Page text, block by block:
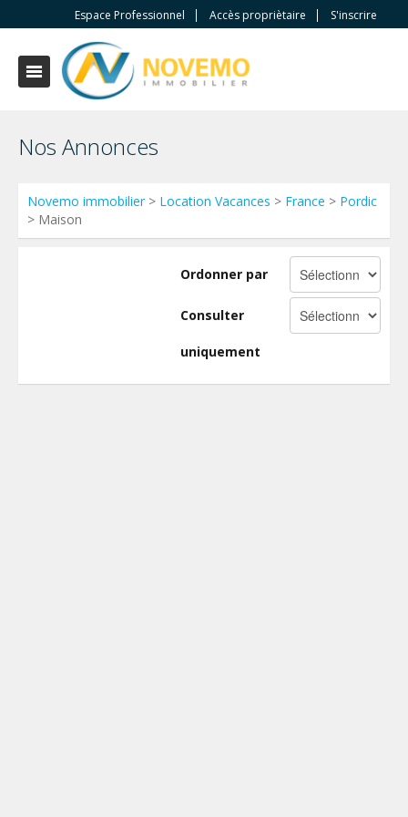
Espace Professionnel Accès propriètaire S'inscrire
Nos Annonces
Novemo immobilier> Location Vacances > France > Pordic
> Maison
Ordonner par
Consulter
uniquement